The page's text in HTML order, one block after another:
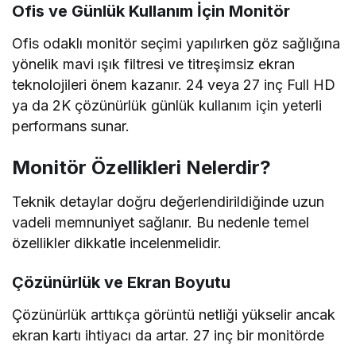
Ofis ve Günlük Kullanım İçin Monitör
Ofis odaklı monitör seçimi yapılırken göz sağlığına
yönelik mavi ışık filtresi ve titreşimsiz ekran
teknolojileri önem kazanır. 24 veya 27 inç Full HD
ya da 2K çözünürlük günlük kullanım için yeterli
performans sunar.
Monitör Özellikleri Nelerdir?
Teknik detaylar doğru değerlendirildiğinde uzun
vadeli memnuniyet sağlanır. Bu nedenle temel
özellikler dikkatle incelenmelidir.
Çözünürlük ve Ekran Boyutu
Çözünürlük arttıkça görüntü netliği yükselir ancak
ekran kartı ihtiyacı da artar. 27 inç bir monitörde